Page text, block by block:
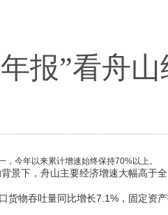
报”看舟山
今年以来累计增速始终保持70%以上。
景下，舟山主要经济增速大幅高于
物吞吐量同比增长7.1%，固定资